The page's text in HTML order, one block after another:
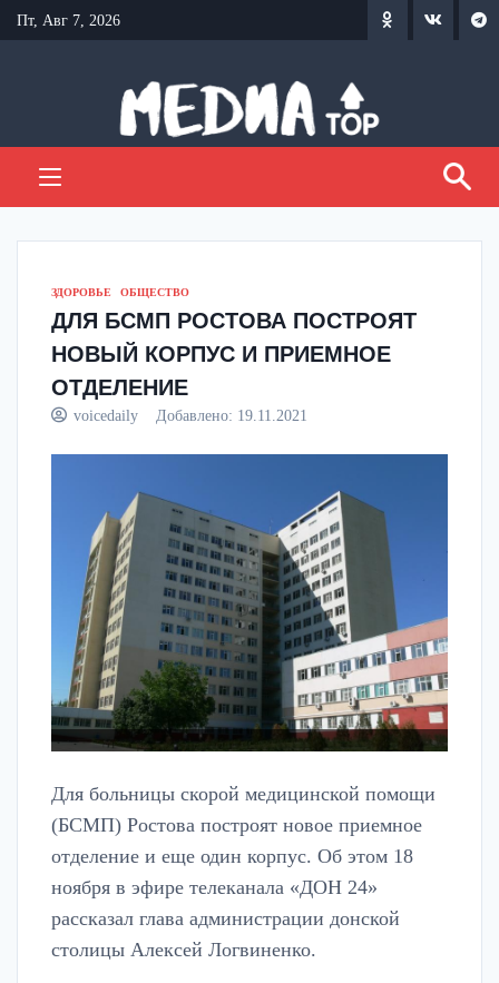
Перейти
к
Пт, Авг 7, 2026
ЗДОРОВЬЕ ОБЩЕСТВО
ДЛЯ БСМП РОСТОВА ПОСТРОЯТ
НОВЫЙ КОРПУС И ПРИЕМНОЕ
ОТДЕЛЕНИЕ
voicedaily Добавлено: 19.11.2021
Для больницы скорой медицинской помощи
(БСМП) Ростова построят новое приемное
отделение и еще один корпус. Об этом 18
ноября в эфире телеканала «ДОН 24»
рассказал глава администрации донской
столицы Алексей Логвиненко.